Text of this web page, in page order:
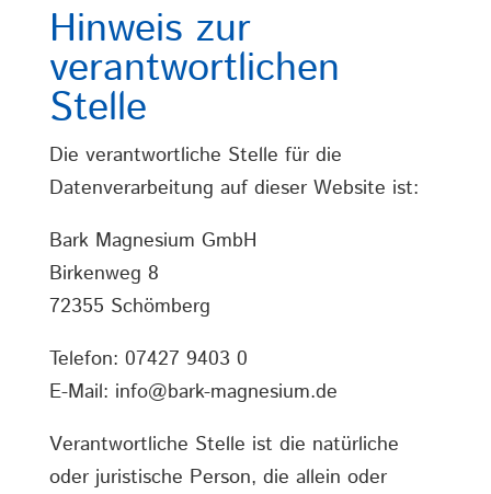
Hinweis zur
verantwortlichen
Stelle
Die verantwortliche Stelle für die
Datenverarbeitung auf dieser Website ist:
Bark Magnesium GmbH
Birkenweg 8
72355 Schömberg
Telefon: 07427 9403 0
E-Mail: info@bark-magnesium.de
Verantwortliche Stelle ist die natürliche
oder juristische Person, die allein oder